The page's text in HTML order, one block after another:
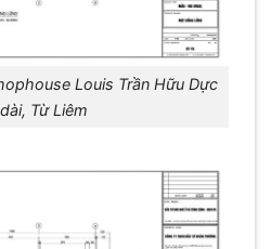
Louis Trần Hữu Dực
Từ Liêm